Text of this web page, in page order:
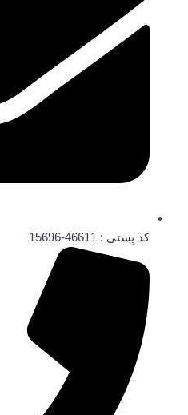
کد پستی : 46611-15696